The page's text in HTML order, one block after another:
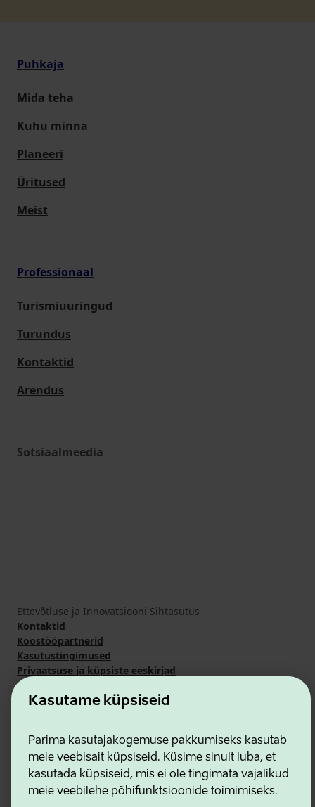
Kasutame küpsiseid
Parima kasutajakogemuse pakkumiseks kasutab
meie veebisait küpsiseid. Küsime sinult luba, et
kasutada küpsiseid, mis ei ole tingimata vajalikud
meie veebilehe põhifunktsioonide toimimiseks.
Puhkaja
Mida teha
Kuhu minna
Planeeri
Üritused
Meist
Professionaal
Turismiuuringud
Turundus
Kontaktid
Arendus
Sotsiaalmeedia
Ettevõtluse ja Innovatsiooni Sihtasutus
Kontaktid
Koostööpartnerid
Kasutustingimused
Privaatsuse ja küpsiste eeskirjad